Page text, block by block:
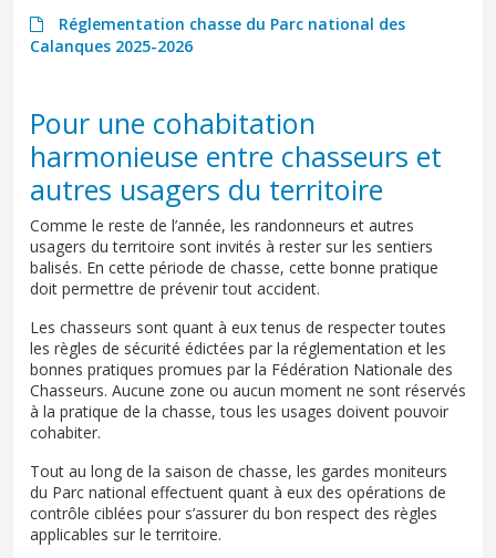
Réglementation chasse du Parc national des
Calanques 2025-2026
Pour une cohabitation
harmonieuse entre chasseurs et
autres usagers du territoire
Comme le reste de l’année, les randonneurs et autres
usagers du territoire sont invités à rester sur les sentiers
balisés. En cette période de chasse, cette bonne pratique
doit permettre de prévenir tout accident.
Les chasseurs sont quant à eux tenus de respecter toutes
les règles de sécurité édictées par la réglementation et les
bonnes pratiques promues par la Fédération Nationale des
Chasseurs. Aucune zone ou aucun moment ne sont réservés
à la pratique de la chasse, tous les usages doivent pouvoir
cohabiter.
Tout au long de la saison de chasse, les gardes moniteurs
du Parc national effectuent quant à eux des opérations de
contrôle ciblées pour s’assurer du bon respect des règles
applicables sur le territoire.